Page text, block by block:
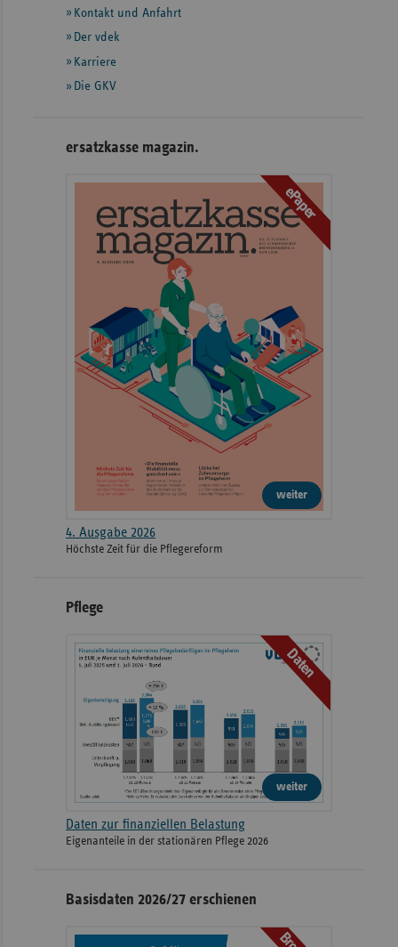
InformationenKontakt und Anfahrt
Der vdek
Karriere
Die GKV
ersatzkasse magazin.
ePaper
weiter
4. Ausgabe 2026
Höchste Zeit für die Pflegereform
Pflege
Daten
weiter
Daten zur finanziellen Belastung
Eigenanteile in der stationären Pflege 2026
Basisdaten 2026/27 erschienen